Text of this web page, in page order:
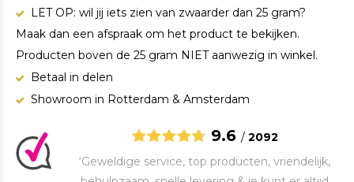
LET OP: wil jij iets zien van zwaarder dan 25 gram?
Maak dan een afspraak om het product te bekijken.
Producten boven de 25 gram NIET aanwezig in winkel.
Betaal in delen
Showroom in Rotterdam & Amsterdam
9.6 / 2092
‘Geweldige service, top producten, vriendelijk,